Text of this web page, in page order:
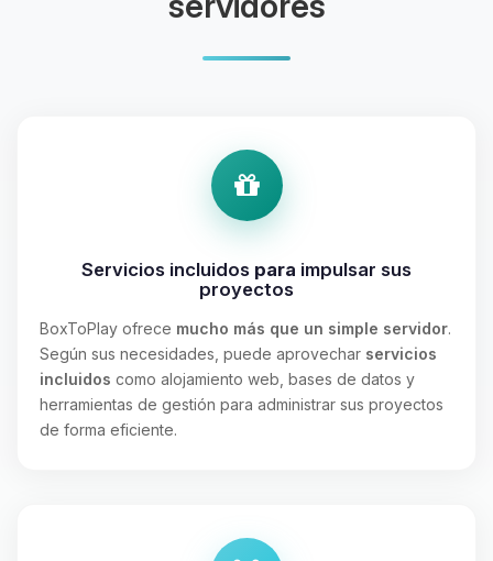
Servicios incluidos para impulsar sus
proyectos
BoxToPlay ofrece mucho más que un simple servidor.
Según sus necesidades, puede aprovechar servicios
incluidos como alojamiento web, bases de datos y
herramientas de gestión para administrar sus proyectos
de forma eficiente.